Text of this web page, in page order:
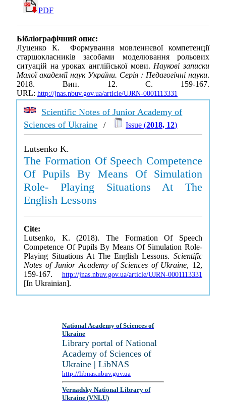
PDF
Бібліографічний опис:
Луценко К. Формування мовленнєвої компетенції
старшокласників засобами моделювання рольових
ситуацій на уроках англійської мови.Наукові записки
Малої академії наук України. Серія : Педагогічні науки.
2018. Вип. 12. С. 159-167.
URL: http://jnas.nbuv.gov.ua/article/UJRN-0001113331
Scientific Notes of Junior Academy of
Sciences of Ukraine / Issue (2018, 12)
Lutsenko K.
The Formation Of Speech Competence
Of Pupils By Means Of Simulation
Role- Playing Situations At The
English Lessons
Cite:
Lutsenko, K. (2018). The Formation Of Speech
Competence Of Pupils By Means Of Simulation Role-
Playing Situations At The English Lessons. Scientific
Notes of Junior Academy of Sciences of Ukraine, 12,
159-167. http://jnas.nbuv.gov.ua/article/UJRN-0001113331
[In Ukrainian].
National Academy of Sciences of
Ukraine
Library portal of National
Academy of Sciences of
Ukraine | LibNAS
http://libnas.nbuv.gov.ua
Vernadsky National Library of
Ukraine (VNLU)